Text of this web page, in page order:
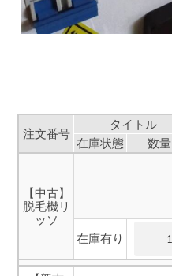
注文番号
タイトル
在庫状態 数量
【中古】
脱毛機リ
ッソ
在庫有り